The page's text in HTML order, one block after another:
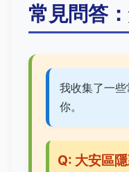
常見問答
我收集了一
你。
Q: 大安區